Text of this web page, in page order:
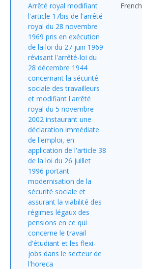
Arrêté royal modifiant
l'article 17bis de l'arrêté
royal du 28 novembre
1969 pris en exécution
de la loi du 27 juin 1969
révisant l'arrêté-loi du
28 décembre 1944
concernant la sécurité
sociale des travailleurs
et modifiant l'arrêté
royal du 5 novembre
2002 instaurant une
déclaration immédiate
de l'emploi, en
application de l'article 38
de la loi du 26 juillet
1996 portant
modernisation de la
sécurité sociale et
assurant la viabilité des
régimes légaux des
pensions en ce qui
concerne le travail
d'étudiant et les flexi-
jobs dans le secteur de
l'horeca
French